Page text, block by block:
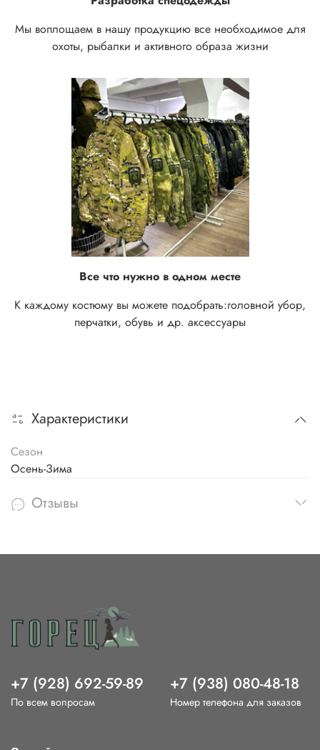
Мы воплощаем в нашу продукцию все необходимое для
охоты, рыбалки и активного образа жизни
Все что нужно в одном месте
К каждому костюму вы можете подобрать:головной убор,
перчатки, обувь и др. аксессуары
Характеристики
Сезон
Осень-Зима
Отзывы
+7 (928) 692-59-89
По всем вопросам
+7 (938) 080-48-18
Номер телефона для заказов